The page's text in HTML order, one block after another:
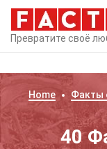
Превратите своё
Home Факты
40